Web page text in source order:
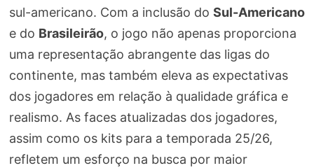
sul-americano. Com a inclusão do Sul-Americano
e do Brasileirão, o jogo não apenas proporciona
uma representação abrangente das ligas do
continente, mas também eleva as expectativas
dos jogadores em relação à qualidade gráfica e
realismo. As faces atualizadas dos jogadores,
assim como os kits para a temporada 25/26,
refletem um esforço na busca por maior